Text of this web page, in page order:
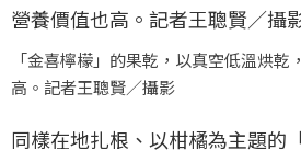
「金喜檸檬」的果乾，以真空低溫烘
高。記者王聰賢／攝影
同樣在地扎根、以柑橘為主題的